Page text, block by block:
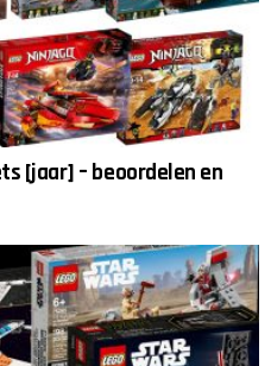
[jaar] – beoordelen en